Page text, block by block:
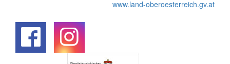
www.land-oberoesterreich.gv.at